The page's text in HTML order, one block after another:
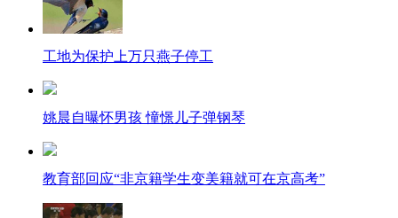
工地为保护上万只燕子停工
姚晨自曝怀男孩 憧憬儿子弹钢琴
教育部回应“非京籍学生变美籍就可在京高考”